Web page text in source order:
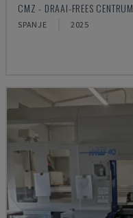
CMZ - DRAAI-FREES CENTRUM
SPANJE 2025